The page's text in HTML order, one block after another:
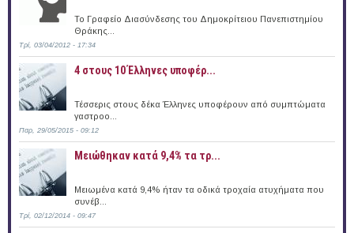
Το Γραφείο Διασύνδεσης του Δημοκρίτειου Πανεπιστημίου
Θράκης...
Τρί, 03/04/2012 - 17:34
4 στους 10 Έλληνες υποφέρ...
Τέσσερις στους δέκα Έλληνες υποφέρουν από συμπτώματα
γαστροο...
Παρ, 29/05/2015 - 09:12
Μειώθηκαν κατά 9,4% τα τρ...
Μειωμένα κατά 9,4% ήταν τα οδικά τροχαία ατυχήματα που
συνέβ...
Τρί, 02/12/2014 - 09:47